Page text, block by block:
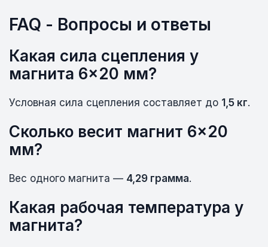
FAQ - Вопросы и ответы
Какая сила сцепления у
магнита 6×20 мм?
Условная сила сцепления составляет до 1,5 кг.
Сколько весит магнит 6×20
мм?
Вес одного магнита — 4,29 грамма.
Какая рабочая температура у
магнита?